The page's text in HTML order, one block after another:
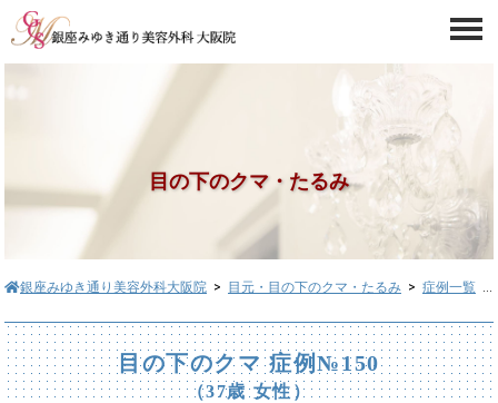
目の下のクマ・たるみ
銀座みゆき通り美容外科大阪院 > 目元・目の下のクマ・たるみ > 症例一覧
目の下のクマ 症例№150
（37歳 女性）